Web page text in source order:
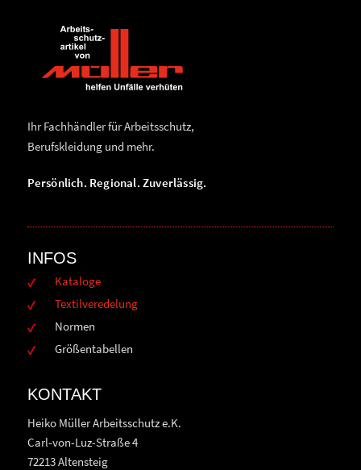
Ihr Fachhändler für Arbeitsschutz,
Berufskleidung und mehr.
Persönlich. Regional. Zuverlässig.
INFOS
Kataloge
Textilveredelung
Normen
Größentabellen
KONTAKT
Heiko Müller Arbeitsschutz e.K.
Carl-von-Luz-Straße 4
72213 Altensteig